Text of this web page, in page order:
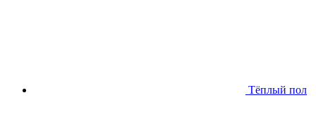
Тёплый пол